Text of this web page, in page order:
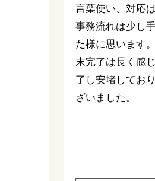
言葉使い、対応
事務流れは少し
た様に思います
末完了は長く感
了し安堵してお
ざいました。